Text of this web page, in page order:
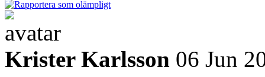
Krister Karlsson 06 Jun